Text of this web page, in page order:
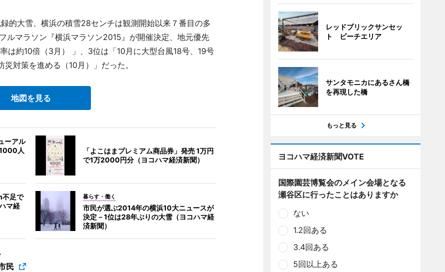
的大雪、横浜の積雪28センチは観測開始以来７番目の多
ルマラソン『横浜マラソン2015』が開催決定、地元優先
は約10倍（3月） 」、3位は「10月に大型台風18号、19号
対策を進める（10月）」だった。
地図を見る
ーアル
人
「よこはまプレミアム商品券」発売 1万円
で1万2000円分（ヨコハマ経済新聞）
不足で
マ経
暮らす・働く
市民が選ぶ2014年の横浜10大ニュースが
決定－1位は28年ぶりの大雪（ヨコハマ経
済新聞）
民
レッドブリックサンセッ
ト ビーチエリア
サンタモニカにあるさん橋
を再現した橋
もっと見る
ヨコハマ経済新聞VOTE
国際園芸博覧会のメイン会場となる
瀬谷区に行ったことはありますか
ない
1.2回ある
3.4回ある
5回以上ある